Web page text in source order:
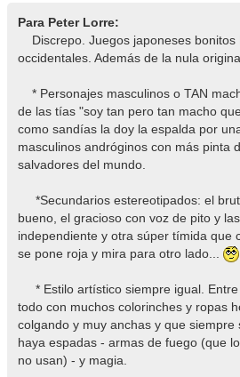
Para Peter Lorre:
Discrepo. Juegos japoneses bonitos
occidentales. Además de la nula
* Personajes masculinos o TAN
de las tías "soy tan pero tan macho
como sandías la doy la espalda por
masculinos andróginos con más pinta
salvadores del mundo.
*Secundarios estereotipados: el
bueno, el gracioso con voz de pito y
independiente y otra súper tímida que
se pone roja y mira para otro lado...
* Estilo artístico siempre igual. Entre
todo con muchos colorinches y ropas
colgando y muy anchas y que siempre
haya espadas - armas de fuego (que
no usan) - y magia.